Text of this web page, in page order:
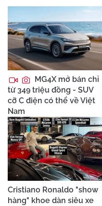
MG4X mở bán chỉ
từ 349 triệu đồng - SUV
cỡ C điện có thể về Việt
Nam
Cristiano Ronaldo "show
hàng" khoe dàn siêu xe